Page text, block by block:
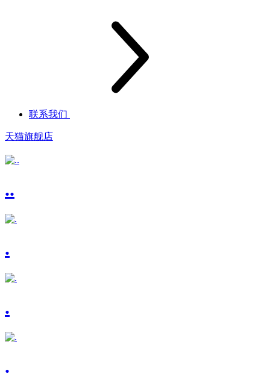
联系我们
天猫旗舰店
..
.
.
.